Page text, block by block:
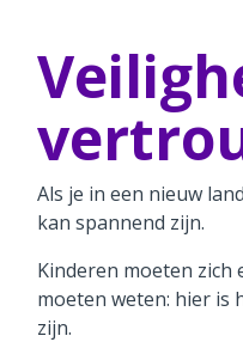
Kernwaarden
Kinderen
Ouders & School
ISK
Als je in een nieuw
kan spannend zijn.
Kinderen moeten zich
moeten weten: hier is
zijn.